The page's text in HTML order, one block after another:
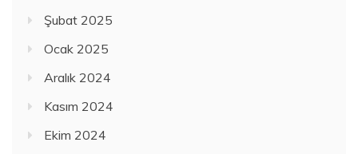
Şubat 2025
Ocak 2025
Aralık 2024
Kasım 2024
Ekim 2024